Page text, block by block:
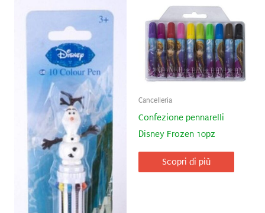
Cancelleria
Confezione pennarelli
Disney Frozen 10pz
Scopri di più